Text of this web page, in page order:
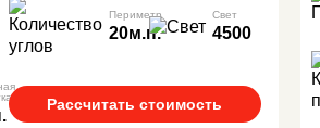
Периметр
20м.п.
Свет
4500
Рассчитать стоимость